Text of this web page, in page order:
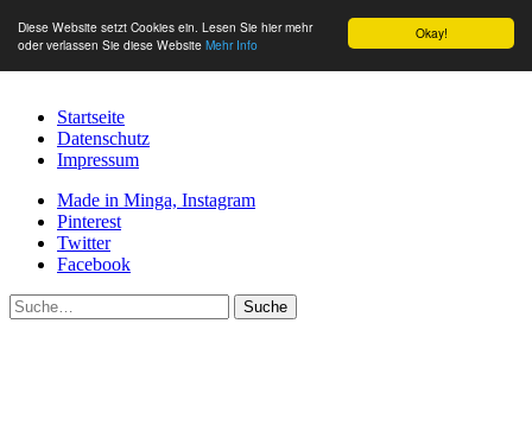
Okay!
Diese Website setzt Cookies ein. Lesen Sie hier mehr
oder verlassen Sie diese Website Mehr Info
Startseite
Datenschutz
Impressum
Made in Minga, Instagram
Pinterest
Twitter
Facebook
Suche